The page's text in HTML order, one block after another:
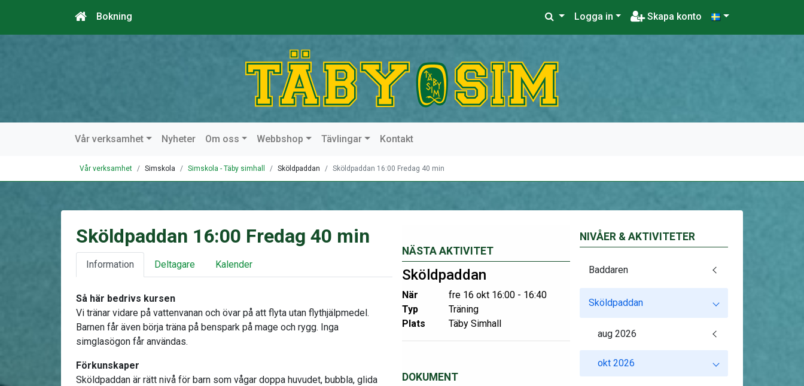
Bokning Logga in Skapa konto
Vår verksamhet Nyheter Om oss Webbshop Tävlingar Kontakt
Vår verksamhet Simskola Simskola - Täby simhall Sköldpaddan Sköldpaddan 16:00 Fredag 40 min
NÄSTA AKTIVITET
Sköldpaddan
När
fre 16 okt 16:00 - 16:40
Typ
Träning
Plats
Täby Simhall
DOKUMENT
Sköldpaddan 16:00 Fredag 40 min
Information Deltagare Kalender
Så här bedrivs kursen
Vi tränar vidare på vattenvanan och övar på att flyta utan flythjälpmedel.
Barnen får även börja träna på benspark på mage och rygg. Inga
simglasögon får användas.
Förkunskaper
Sköldpaddan är rätt nivå för barn som vågar doppa huvudet, bubbla, glida
NIVÅER & AKTIVITETER
Baddaren
Sköldpaddan
aug 2026
okt 2026